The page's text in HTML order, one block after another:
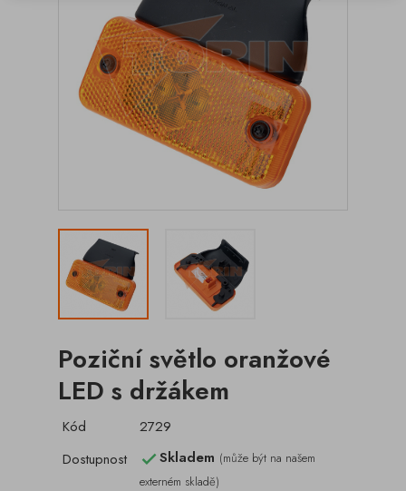
Poziční světlo oranžové
LED s držákem
Kód
2729
Dostupnost
Skladem (může být na našem
externém skladě)